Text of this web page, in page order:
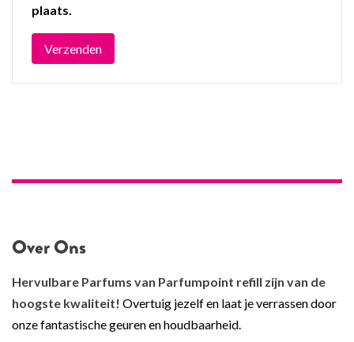
plaats.
Over Ons
Hervulbare Parfums van Parfumpoint refill zijn van de
hoogste kwaliteit! Overtuig jezelf en laat je verrassen door
onze fantastische geuren en houdbaarheid.